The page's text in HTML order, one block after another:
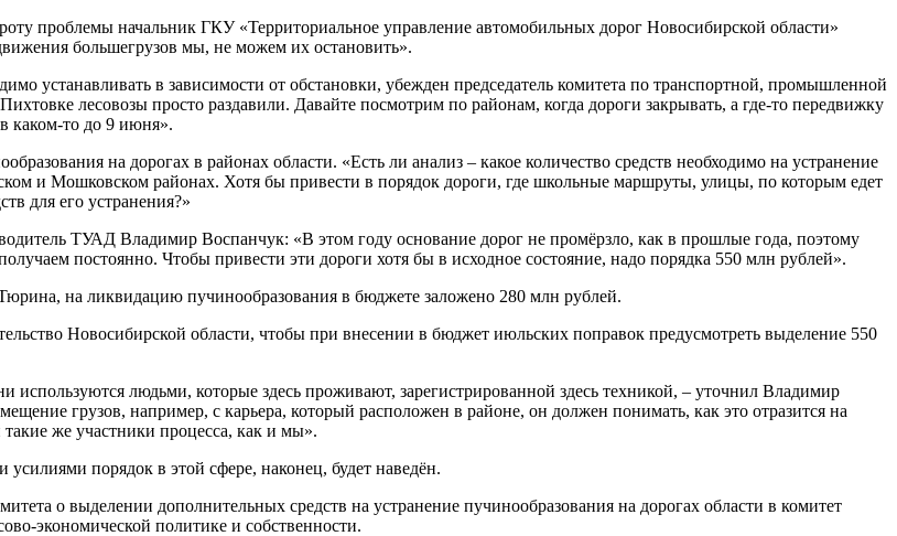
проблемы начальник ГКУ «Территориальное управление автомобильных дорог Новосибирской области»
большегрузов мы, не можем их остановить».
устанавливать в зависимости от обстановки, убежден председатель комитета по транспортной, промышленной
лесовозы просто раздавили. Давайте посмотрим по районам, когда дороги закрывать, а где-то передвижку
каком-то до 9 июня».
на дорогах в районах области. «Есть ли анализ – какое количество средств необходимо на устранение
и Мошковском районах. Хотя бы привести в порядок дороги, где школьные маршруты, улицы, по которым едет
для его устранения?»
ТУАД Владимир Воспанчук: «В этом году основание дорог не промёрзло, как в прошлые года, поэтому
постоянно. Чтобы привести эти дороги хотя бы в исходное состояние, надо порядка 550 млн рублей».
на ликвидацию пучинообразования в бюджете заложено 280 млн рублей.
Новосибирской области, чтобы при внесении в бюджет июльских поправок предусмотреть выделение 550
используются людьми, которые здесь проживают, зарегистрированной здесь техникой, – уточнил Владимир
грузов, например, с карьера, который расположен в районе, он должен понимать, как это отразится на
же участники процесса, как и мы».
порядок в этой сфере, наконец, будет наведён.
о выделении дополнительных средств на устранение пучинообразования на дорогах области в комитет
экономической политике и собственности.